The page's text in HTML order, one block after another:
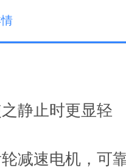
静止时更显轻
减速电机，可